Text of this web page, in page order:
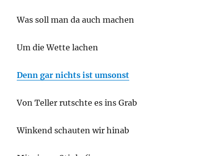
Was soll man da auch machen
Um die Wette lachen
Denn gar nichts ist umsonst
Von Teller rutschte es ins Grab
Winkend schauten wir hinab